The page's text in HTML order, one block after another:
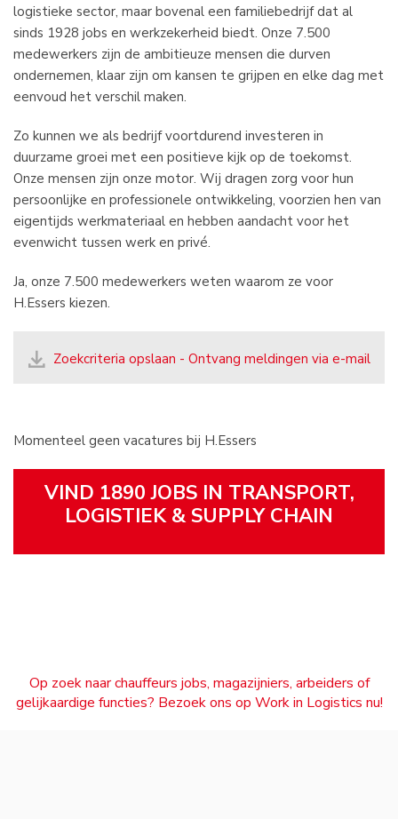
logistieke sector, maar bovenal een familiebedrijf dat al
sinds 1928 jobs en werkzekerheid biedt. Onze 7.500
medewerkers zijn de ambitieuze mensen die durven
ondernemen, klaar zijn om kansen te grijpen en elke dag met
eenvoud het verschil maken.
Zo kunnen we als bedrijf voortdurend investeren in
duurzame groei met een positieve kijk op de toekomst.
Onze mensen zijn onze motor. Wij dragen zorg voor hun
persoonlijke en professionele ontwikkeling, voorzien hen van
eigentijds werkmateriaal en hebben aandacht voor het
evenwicht tussen werk en privé.
Ja, onze 7.500 medewerkers weten waarom ze voor
H.Essers kiezen.
Zoekcriteria opslaan - Ontvang meldingen via e-mail
Momenteel geen vacatures bij H.Essers
VIND 1890 JOBS IN TRANSPORT,
LOGISTIEK & SUPPLY CHAIN
Op zoek naar chauffeurs jobs, magazijniers, arbeiders of
gelijkaardige functies? Bezoek ons op Work in Logistics nu!